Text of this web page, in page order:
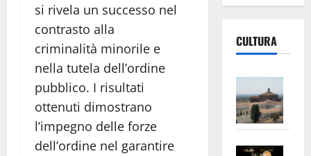
si rivela un successo nel
contrasto alla
criminalità minorile e
nella tutela dell’ordine
pubblico. I risultati
ottenuti dimostrano
l’impegno delle forze
dell’ordine nel garantire
CULTURA